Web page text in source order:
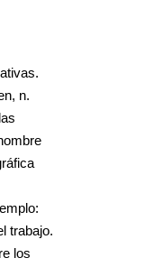
n.
trabajo.
los